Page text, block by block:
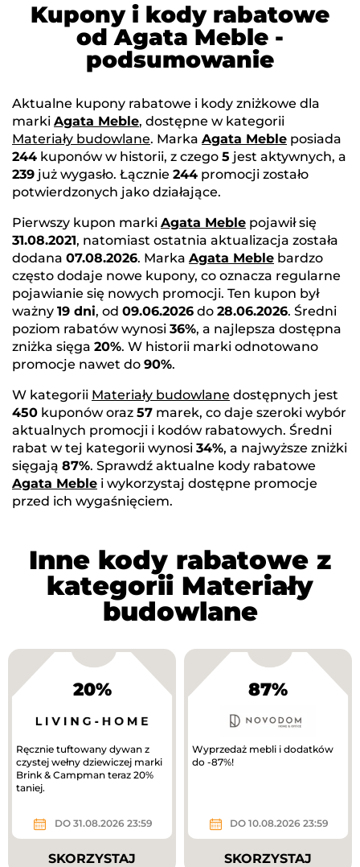
Kupony i kody rabatowe
od Agata Meble -
podsumowanie
Aktualne kupony rabatowe i kody zniżkowe dla
marki Agata Meble, dostępne w kategorii
Materiały budowlane. Marka Agata Meble posiada
244 kuponów w historii, z czego 5 jest aktywnych, a
239 już wygasło. Łącznie 244 promocji zostało
potwierdzonych jako działające.
Pierwszy kupon marki Agata Meble pojawił się
31.08.2021, natomiast ostatnia aktualizacja została
dodana 07.08.2026. Marka Agata Meble bardzo
często dodaje nowe kupony, co oznacza regularne
pojawianie się nowych promocji. Ten kupon był
ważny 19 dni, od 09.06.2026 do 28.06.2026. Średni
poziom rabatów wynosi 36%, a najlepsza dostępna
zniżka sięga 20%. W historii marki odnotowano
promocje nawet do 90%.
W kategorii Materiały budowlane dostępnych jest
450 kuponów oraz 57 marek, co daje szeroki wybór
aktualnych promocji i kodów rabatowych. Średni
rabat w tej kategorii wynosi 34%, a najwyższe zniżki
sięgają 87%. Sprawdź aktualne kody rabatowe
Agata Meble i wykorzystaj dostępne promocje
przed ich wygaśnięciem.
Inne kody rabatowe z
kategorii Materiały
budowlane
20%
Ręcznie tuftowany dywan z
czystej wełny dziewiczej marki
Brink & Campman teraz 20%
taniej.
DO 31.08.2026 23:59
SKORZYSTAJ
87%
Wyprzedaż mebli i dodatków
do -87%!
DO 10.08.2026 23:59
SKORZYSTAJ